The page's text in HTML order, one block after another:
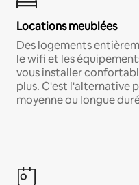
Locations meublées
Des logements
le wifi et les
vous installer
plus. C'est l'alternative
moyenne ou longue